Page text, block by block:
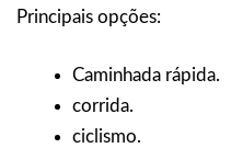
Principais opções:
Caminhada rápida.
corrida.
ciclismo.